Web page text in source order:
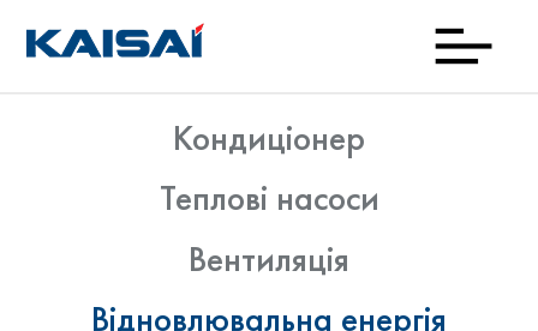
Кондиціонер
Теплові насоси
Вентиляція
Відновлювальна енергія